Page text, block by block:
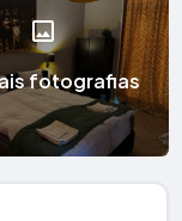
fotografias